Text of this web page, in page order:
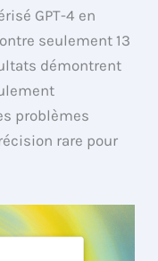
GPT-4 en
seulement 13
démontrent
problèmes
rare pour